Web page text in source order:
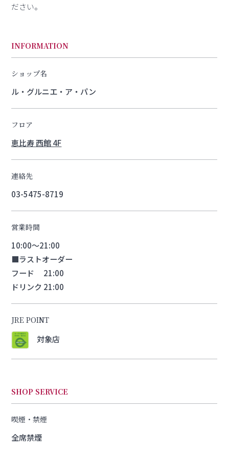
ださい。
INFORMATION
ショップ名
ル・グルニエ・ア・パン
フロア
恵比寿 西館 4F
連絡先
03-5475-8719
営業時間
10:00～21:00
■ラストオーダー
フード 21:00
ドリンク 21:00
JRE POINT
対象店
SHOP SERVICE
喫煙・禁煙
全席禁煙